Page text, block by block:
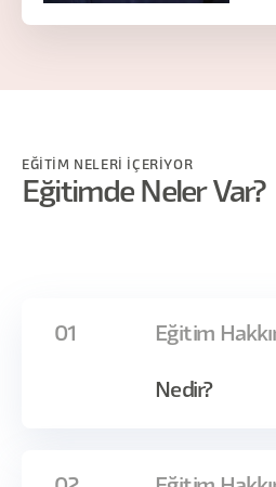
EĞİTİM NELERİ İÇERİYOR
Eğitimde Neler Var?
01 Eğitim
Nedir?